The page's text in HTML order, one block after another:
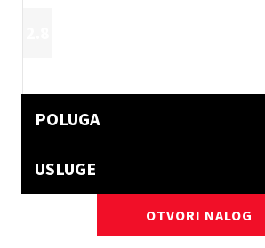
$0.14
POLUGA
USLUGE
OTVORI NALOG